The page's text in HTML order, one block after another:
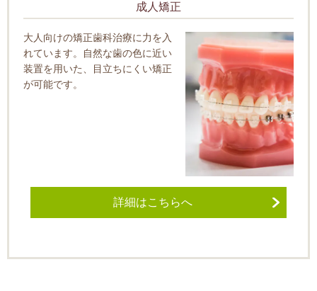
成人矯正
大人向けの矯正歯科治療に力を入
れています。自然な歯の色に近い
装置を用いた、目立ちにくい矯正
が可能です。
詳細はこちらへ